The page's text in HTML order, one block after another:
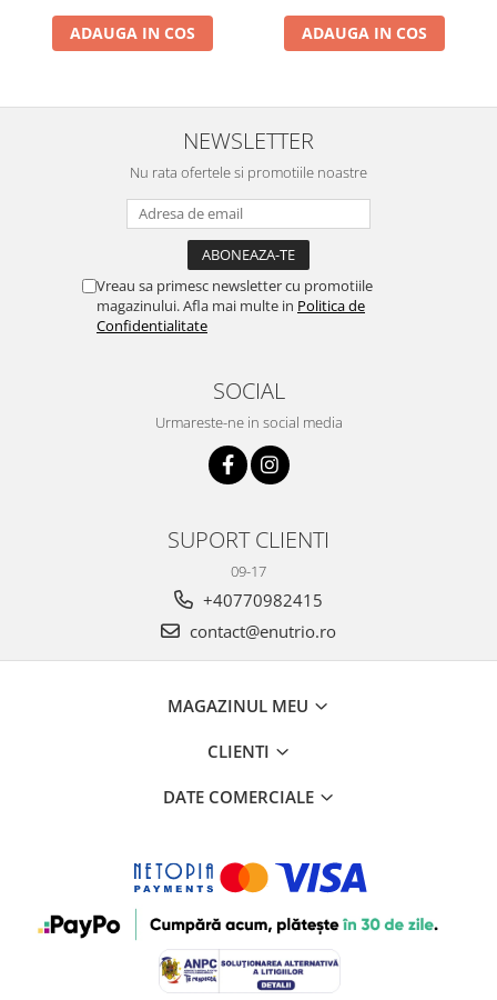
ADAUGA IN COS ADAUGA IN COS
NEWSLETTER
Nu rata ofertele si promotiile noastre
Vreau sa primesc newsletter cu promotiile
magazinului. Afla mai multe in Politica de
Confidentialitate
SOCIAL
Urmareste-ne in social media
SUPORT CLIENTI
09-17
+40770982415
contact@enutrio.ro
MAGAZINUL MEU
CLIENTI
DATE COMERCIALE